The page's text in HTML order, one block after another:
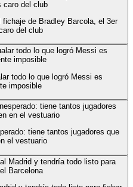
fichaje de Bradley Barcola, el 3er
del club
todo lo que logró Messi es
imposible
tiene tantos jugadores que
el vestuario